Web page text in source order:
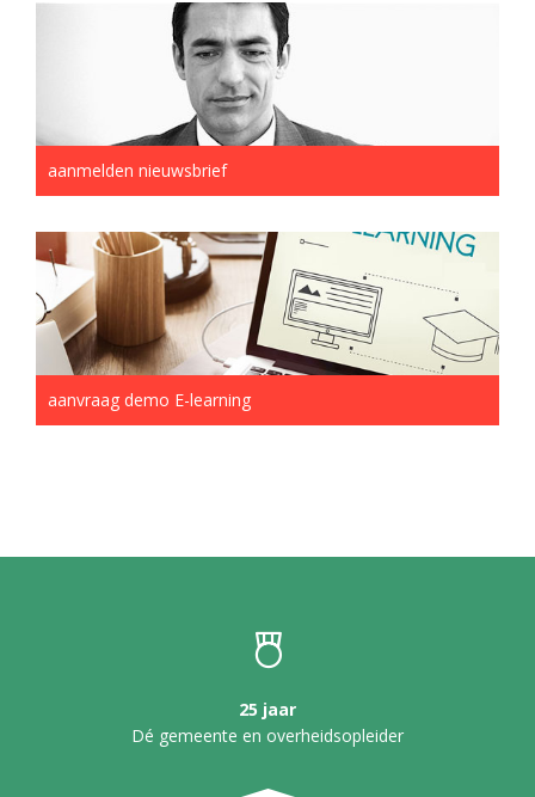
aanmelden nieuwsbrief
aanvraag demo E-learning
25 jaar
Dé gemeente en overheidsopleider